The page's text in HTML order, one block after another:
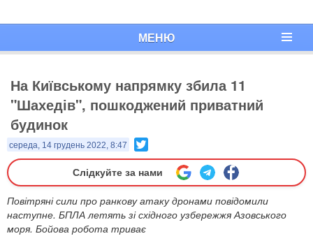
МЕНЮ
На Київському напрямку збила 11
"Шахедів", пошкоджений приватний
будинок
середа, 14 грудень 2022, 8:47
Слідкуйте за нами
Повітряні сили про ранкову атаку дронами повідомили
наступне. БПЛА летять зі східного узбережжя Азовського
моря. Бойова робота триває